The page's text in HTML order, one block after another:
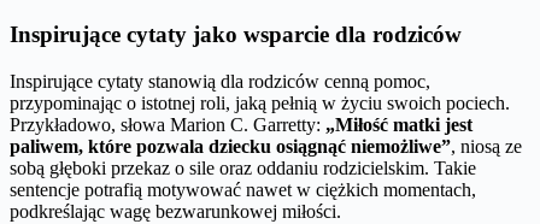
Inspirujące cytaty jako wsparcie dla rodziców
Inspirujące cytaty stanowią dla rodziców cenną pomoc,
przypominając o istotnej roli, jaką pełnią w życiu swoich pociech.
Przykładowo, słowa Marion C. Garretty: „Miłość matki jest
paliwem, które pozwala dziecku osiągnąć niemożliwe”, niosą ze
sobą głęboki przekaz o sile oraz oddaniu rodzicielskim. Takie
sentencje potrafią motywować nawet w ciężkich momentach,
podkreślając wagę bezwarunkowej miłości.